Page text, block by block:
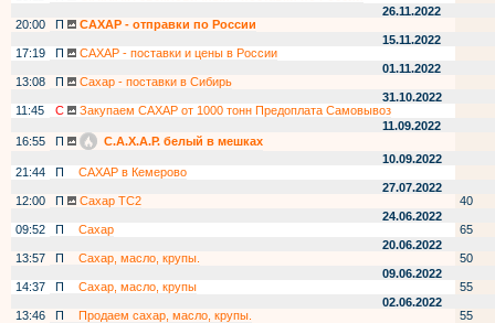
26.11.2022
20:00
П
САХАР - отправки по России
15.11.2022
17:19
П
САХАР - поставки и цены в России
01.11.2022
13:08
П
Сахар - поставки в Сибирь
31.10.2022
11:45
С
Закупаем САХАР от 1000 тонн Предоплата Самовывоз
11.09.2022
16:55
П
С.А.Х.А.Р. белый в мешках
10.09.2022
21:44
П
САХАР в Кемерово
27.07.2022
12:00
П Сахар ТС2
40
24.06.2022
09:52
П Сахар
65
20.06.2022
13:57
П Сахар, масло, крупы.
50
09.06.2022
14:37
П Сахар, масло, крупы
55
02.06.2022
13:46
П Продаем сахар, масло, крупы.
55